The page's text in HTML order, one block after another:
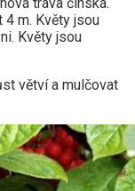
m. Květy jsou
Květy jsou
větví a mulčovat